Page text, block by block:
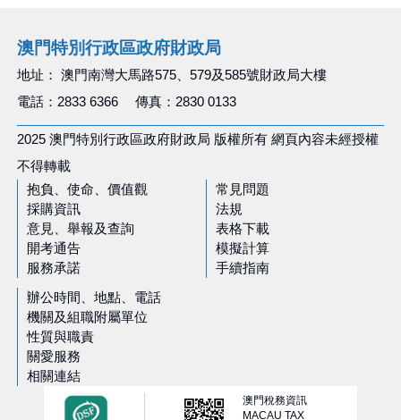
澳門特別行政區政府財政局
地址： 澳門南灣大馬路575、579及585號財政局大樓
電話：2833 6366 傳真：2830 0133
2025 澳門特別行政區政府財政局 版權所有 網頁內容未經授權
不得轉載
抱負、使命、價值觀
採購資訊
意見、舉報及查詢
開考通告
服務承諾
常見問題
法規
表格下載
模擬計算
手續指南
辦公時間、地點、電話
機關及組職附屬單位
性質與職責
關愛服務
相關連結
澳門稅務資訊
MACAU TAX